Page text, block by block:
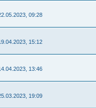
09:28
15:12
13:46
19:09